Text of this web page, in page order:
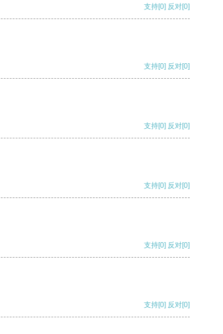
支持[0] 反对[0]
支持[0] 反对[0]
支持[0] 反对[0]
支持[0] 反对[0]
支持[0] 反对[0]
支持[0] 反对[0]